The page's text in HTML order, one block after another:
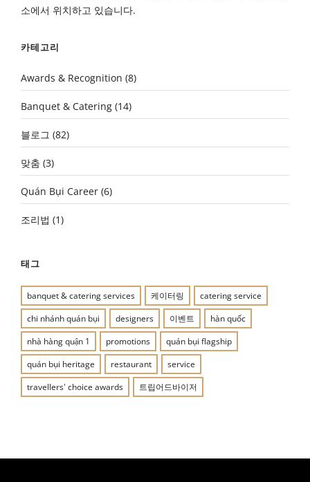
소에서 위치하고 있습니다.
카테고리
Awards & Recognition (8)
Banquet & Catering (14)
블로그 (82)
맞춤 (3)
Quán Bụi Career (6)
조리법 (1)
태그
banquet & catering services 케이터링
catering service
chi nhánh quán bụi
designers 이벤트
hàn quốc
nhà hàng quận 1
promotions
quán bụi flagship
quán bụi heritage
restaurant
service
travellers' choice awards
트립어드바이저